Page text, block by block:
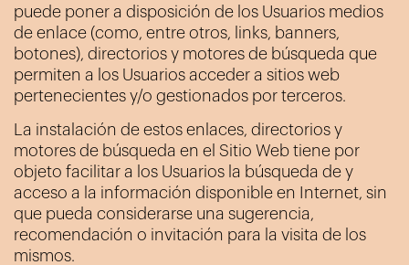
puede poner a disposición de los Usuarios medios
de enlace (como, entre otros, links, banners,
botones), directorios y motores de búsqueda que
permiten a los Usuarios acceder a sitios web
pertenecientes y/o gestionados por terceros.
La instalación de estos enlaces, directorios y
motores de búsqueda en el Sitio Web tiene por
objeto facilitar a los Usuarios la búsqueda de y
acceso a la información disponible en Internet, sin
que pueda considerarse una sugerencia,
recomendación o invitación para la visita de los
mismos.